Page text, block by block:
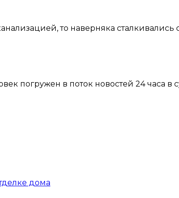
то наверняка сталкивались
дома